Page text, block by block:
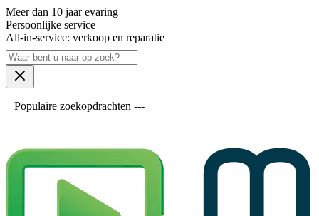
Meer dan 10 jaar evaring
Persoonlijke service
All-in-service: verkoop en reparatie
Populaire zoekopdrachten ---